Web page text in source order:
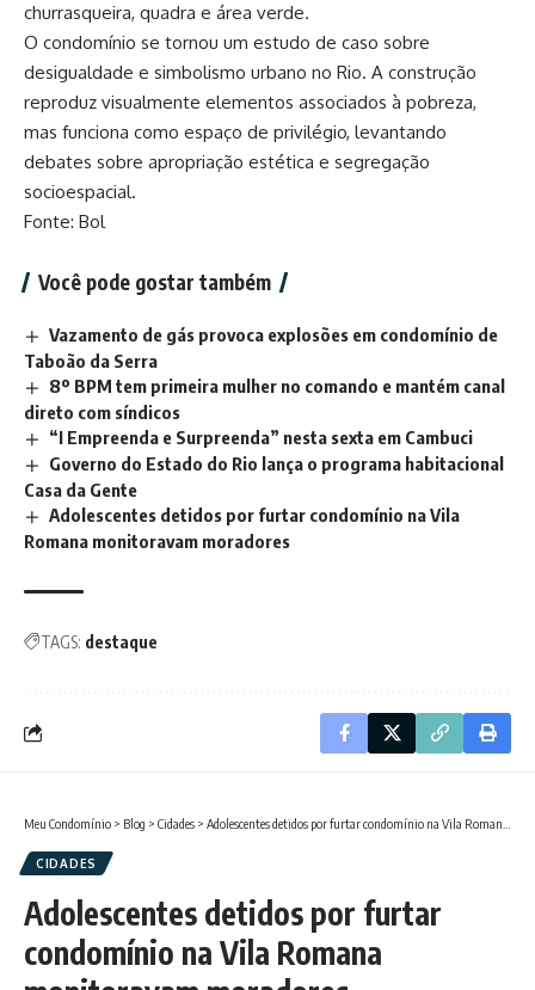
churrasqueira, quadra e área verde.
O condomínio se tornou um estudo de caso sobre
desigualdade e simbolismo urbano no Rio. A construção
reproduz visualmente elementos associados à pobreza,
mas funciona como espaço de privilégio, levantando
debates sobre apropriação estética e segregação
socioespacial.
Fonte: Bol
Você pode gostar também
Vazamento de gás provoca explosões em condomínio de
Taboão da Serra
8º BPM tem primeira mulher no comando e mantém canal
direto com síndicos
“I Empreenda e Surpreenda” nesta sexta em Cambuci
Governo do Estado do Rio lança o programa habitacional
Casa da Gente
Adolescentes detidos por furtar condomínio na Vila
Romana monitoravam moradores
TAGS: destaque
Meu Condomínio > Blog > Cidades > Adolescentes detidos por furtar condomínio na Vila Romana monitoravam moradores
CIDADES
Adolescentes detidos por furtar
condomínio na Vila Romana